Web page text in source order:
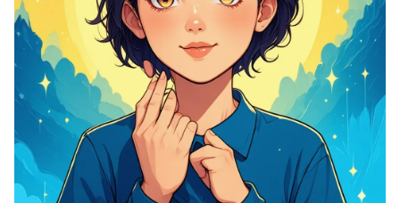
Психологические тесты